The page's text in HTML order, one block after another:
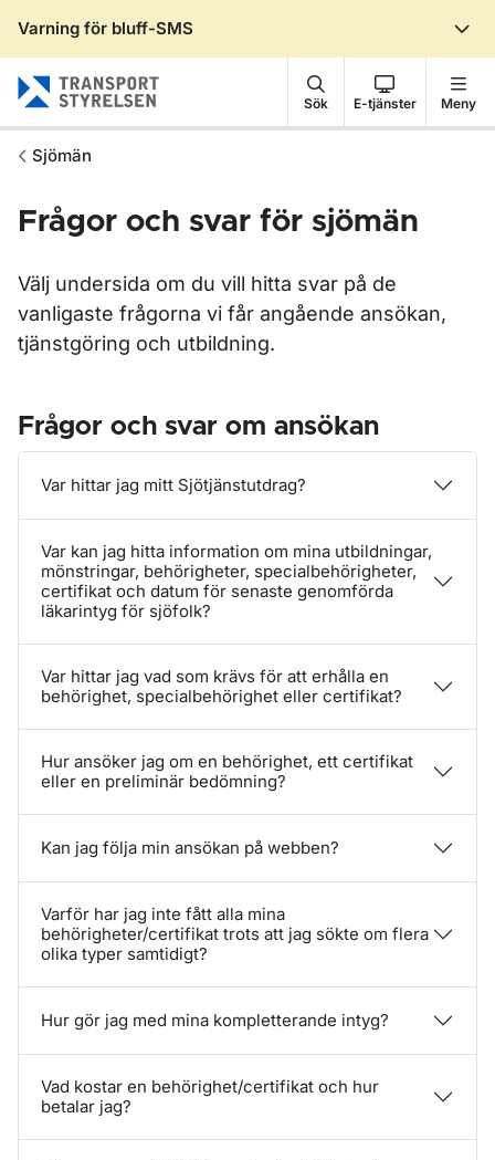
Varning för bluff-SMS
Sök E-tjänster Meny
Sjömän
Frågor och svar för sjömän
Välj undersida om du vill hitta svar på de
vanligaste frågorna vi får angående ansökan,
tjänstgöring och utbildning.
Frågor och svar om ansökan
Var hittar jag mitt Sjötjänstutdrag?
Var kan jag hitta information om mina utbildningar,
mönstringar, behörigheter, specialbehörigheter,
certifikat och datum för senaste genomförda
läkarintyg för sjöfolk?
Var hittar jag vad som krävs för att erhålla en
behörighet, specialbehörighet eller certifikat?
Hur ansöker jag om en behörighet, ett certifikat
eller en preliminär bedömning?
Kan jag följa min ansökan på webben?
Varför har jag inte fått alla mina
behörigheter/certifikat trots att jag sökte om flera
olika typer samtidigt?
Hur gör jag med mina kompletterande intyg?
Vad kostar en behörighet/certifikat och hur
betalar jag?